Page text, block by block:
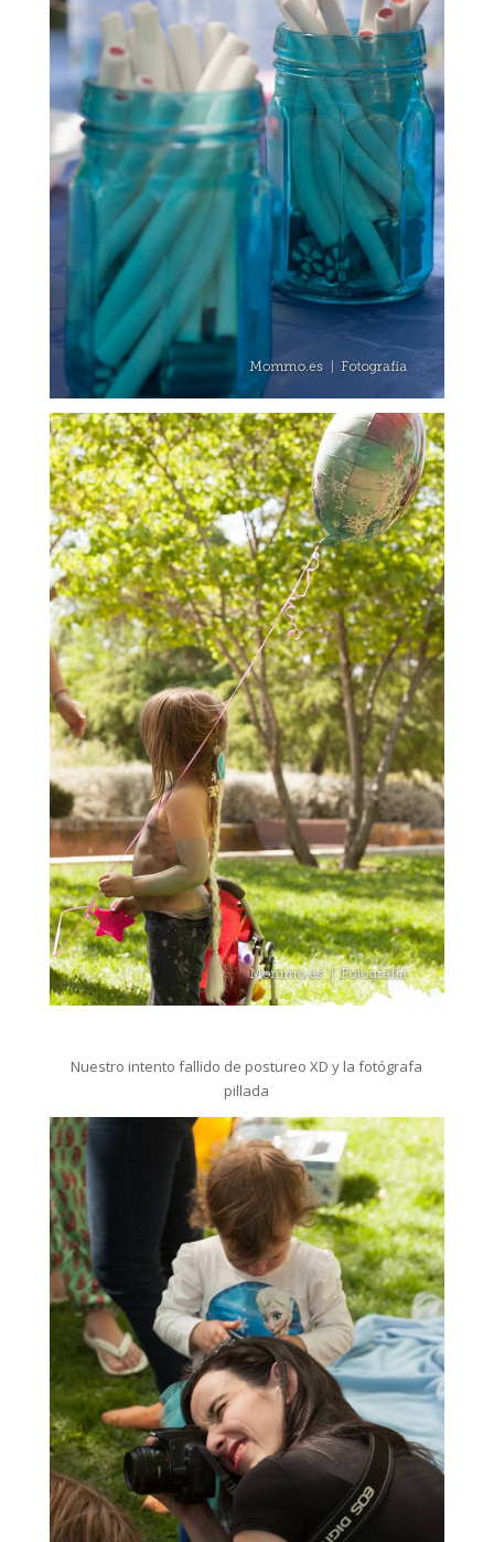
Nuestro intento fallido de postureo XD y la fotógrafa
pillada